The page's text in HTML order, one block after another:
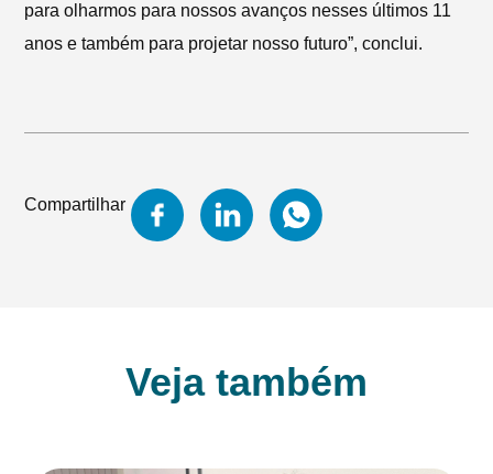
para olharmos para nossos avanços nesses últimos 11
anos e também para projetar nosso futuro”, conclui.
Compartilhar
Veja também